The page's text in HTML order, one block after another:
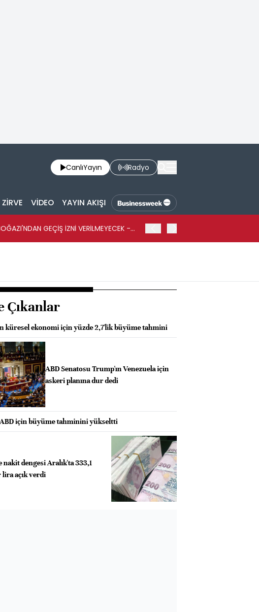
CanlıYayın Radyo
ZİRVE VİDEO YAYIN AKIŞI
GEÇİŞ İZNİ VERİLMEYECEK -
Çıkanlar
küresel ekonomi için yüzde 2,7'lik büyüme tahmini
ABD Senatosu Trump'ın Venezuela için
askeri planına dur dedi
için büyüme tahminini yükseltti
nakit dengesi Aralık'ta 333,1
açık verdi